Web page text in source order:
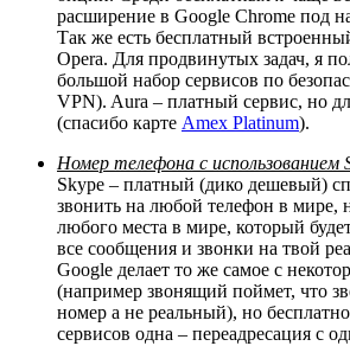
расширение в Google Chrome под
Так же есть бесплатный
Opera. Для продвинутых задач, я
большой набор сервисов по
VPN). Aura – платный сервис, но
(спасибо карте Amex Platinum).
Номер телефона с использованием
Skype – платный (дико дешевый)
звонить на любой телефон в мире,
любого места в мире, который
все сообщения и звонки на твой
Google делает то же самое с
(например звонящий поймет, что
номер а не реальный), но
сервисов одна – переадресация с